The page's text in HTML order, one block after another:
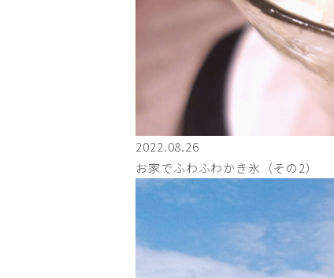
2022.08.26
お家でふわふわかき氷（その2）